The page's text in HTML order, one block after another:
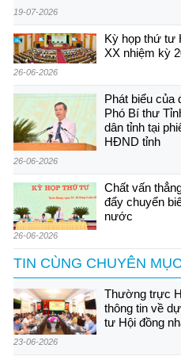
19-07-2026
Kỳ họp thứ tư
XX nhiệm kỳ
26-06-2026
Phát biểu của
Phó Bí thư
dân tỉnh tại
HĐND tỉnh
26-06-2026
Chất vấn
đẩy chuyển
nước
26-06-2026
TIN CÙNG CHUYÊN MỤC
Thường trực
thông tin về
tư Hội đồng
23-06-2026